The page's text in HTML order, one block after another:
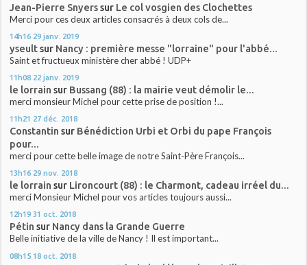
Jean-Pierre Snyerssur Le col vosgien des Clochettes
Merci pour ces deux articles consacrés à deux cols de...
14h16 29 janv. 2019
yseultsur Nancy : première messe "lorraine" pour l'abbé...
Saint et fructueux ministère cher abbé ! UDP+
11h08 22 janv. 2019
le lorrain sur Bussang (88) : la mairie veut démolir le...
merci monsieur Michel pour cette prise de position !...
11h21 27 déc. 2018
Constantin sur Bénédiction Urbi et Orbi du pape François
pour...
merci pour cette belle image de notre Saint-Père François...
13h16 29 nov. 2018
le lorrain sur Lironcourt (88) : le Charmont, cadeau irréel du...
merci Monsieur Michel pour vos articles toujours aussi...
12h19 31 oct. 2018
Pétin sur Nancy dans la Grande Guerre
Belle initiative de la ville de Nancy ! Il est important...
08h15 18 oct. 2018